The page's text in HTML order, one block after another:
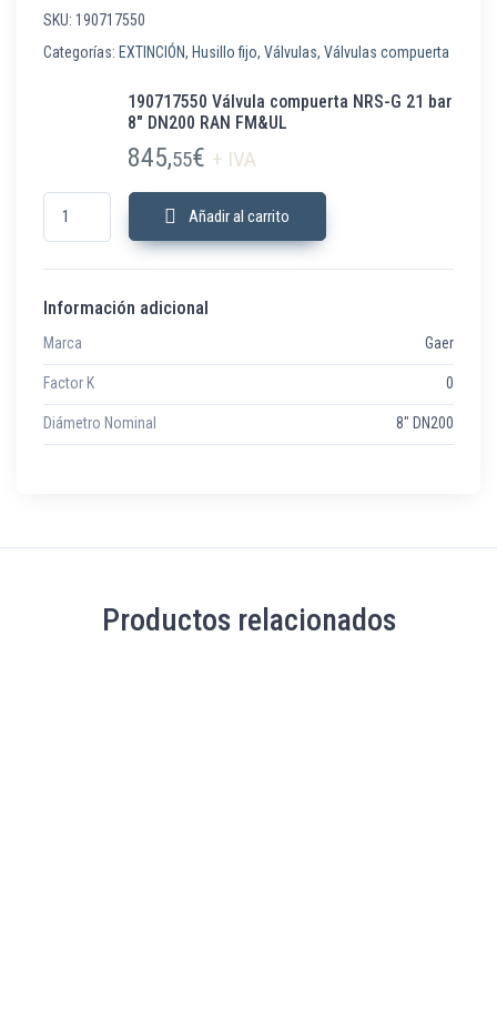
SKU: 190717550
Categorías: EXTINCIÓN, Husillo fijo, Válvulas, Válvulas compuerta
190717550 Válvula compuerta NRS-G 21 bar
8″ DN200 RAN FM&UL
845,55€ + IVA
190717550 Válvula compuerta NRS-G 21 bar 8" DN200 RAN FM&UL
Añadir al carrito
Información adicional
Marca Gaer
Factor K 0
Diámetro Nominal 8" DN200
Productos relacionados